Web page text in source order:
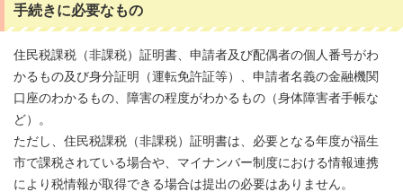
手続きに必要なもの
住民税課税（非課税）証明書、申請者及び配偶者の個人番号がわ
かるもの及び身分証明（運転免許証等）、申請者名義の金融機関
口座のわかるもの、障害の程度がわかるもの（身体障害者手帳な
ど）。
ただし、住民税課税（非課税）証明書は、必要となる年度が福生
市で課税されている場合や、マイナンバー制度における情報連携
により税情報が取得できる場合は提出の必要はありません。